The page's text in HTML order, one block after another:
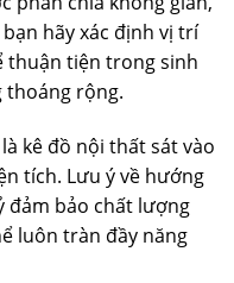
hãy xác định vị trí
thuận tiện trong sinh
thoáng rộng.
kê đồ nội thất sát vào
tích. Lưu ý về hướng
đảm bảo chất lượng
luôn tràn đầy năng